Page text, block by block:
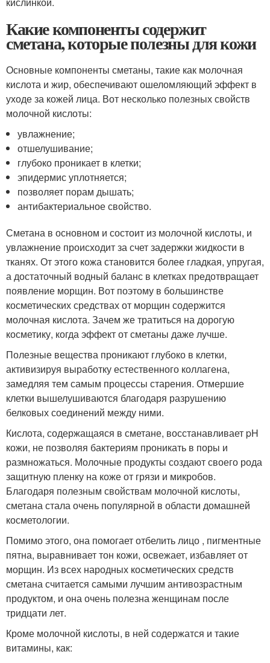
Какие компоненты содержит
сметана, которые полезны для кожи
Основные компоненты сметаны, такие как молочная
кислота и жир, обеспечивают ошеломляющий эффект в
уходе за кожей лица. Вот несколько полезных свойств
молочной кислоты:
увлажнение;
отшелушивание;
глубоко проникает в клетки;
эпидермис уплотняется;
позволяет порам дышать;
антибактериальное свойство.
Сметана в основном и состоит из молочной кислоты, и
увлажнение происходит за счет задержки жидкости в
тканях. От этого кожа становится более гладкая, упругая,
а достаточный водный баланс в клетках предотвращает
появление морщин. Вот поэтому в большинстве
косметических средствах от морщин содержится
молочная кислота. Зачем же тратиться на дорогую
косметику, когда эффект от сметаны даже лучше.
Полезные вещества проникают глубоко в клетки,
активизируя выработку естественного коллагена,
замедляя тем самым процессы старения. Отмершие
клетки вышелушиваются благодаря разрушению
белковых соединений между ними.
Кислота, содержащаяся в сметане, восстанавливает pH
кожи, не позволяя бактериям проникать в поры и
размножаться. Молочные продукты создают своего рода
защитную пленку на коже от грязи и микробов.
Благодаря полезным свойствам молочной кислоты,
сметана стала очень популярной в области домашней
косметологии.
Помимо этого, она помогает отбелить лицо , пигментные
пятна, выравнивает тон кожи, освежает, избавляет от
морщин. Из всех народных косметических средств
сметана считается самыми лучшим антивозрастным
продуктом, и она очень полезна женщинам после
тридцати лет.
Кроме молочной кислоты, в ней содержатся и такие
витамины, как: